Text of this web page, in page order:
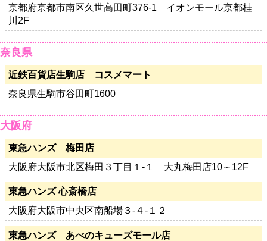
京都府京都市南区久世高田町376-1 イオンモール京都桂
川2F
奈良県
近鉄百貨店生駒店 コスメマート
奈良県生駒市谷田町1600
大阪府
東急ハンズ 梅田店
大阪府大阪市北区梅田３丁目１-１ 大丸梅田店10～12F
東急ハンズ 心斎橋店
大阪府大阪市中央区南船場３-４-１２
東急ハンズ あべのキューズモール店